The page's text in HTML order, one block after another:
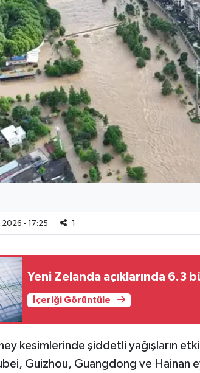
- 17:25 1
Yeni Zelanda açıklarında 6.3
İçeriği Görüntüle
kesimlerinde şiddetli yağışların
Guizhou, Guangdong ve Hainan